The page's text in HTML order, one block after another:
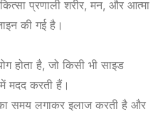
प्रणाली शरीर, मन, और आत्मा
की गई है।
होता है, जो किसी भी साइड
मदद करती हैं।
समय लगाकर इलाज करती है और